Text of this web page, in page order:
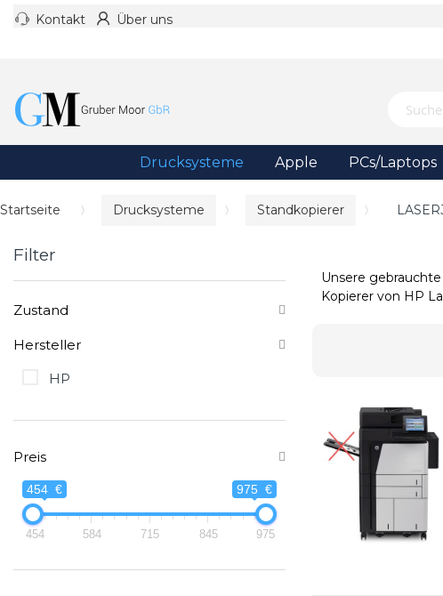
Kontakt Über uns
Drucksysteme Apple PCs/Laptops
Startseite Drucksysteme Standkopierer
Unsere
Kopierer von HP
Filter
Zustand
Hersteller
HP
Preis
454 € 975 €
454 584 715 845 975